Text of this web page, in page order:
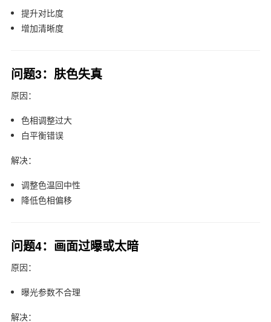
提升对比度
增加清晰度
问题3：肤色失真
原因：
色相调整过大
白平衡错误
解决：
调整色温回中性
降低色相偏移
问题4：画面过曝或太暗
原因：
曝光参数不合理
解决：